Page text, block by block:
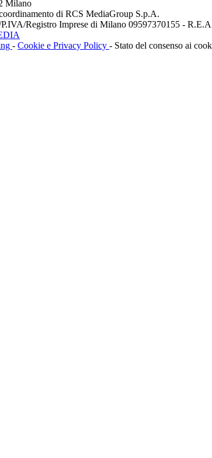
Milano
di RCS MediaGroup S.p.A.
Registro Imprese di Milano 09597370155 -
- Cookie e Privacy Policy - Stato del consenso ai